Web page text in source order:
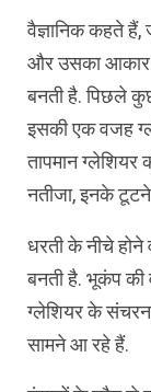
वैज्ञानिक कहते हैं,
और उसका आकार
बनती है. पिछले
इसकी एक वजह
तापमान ग्लेशियर
नतीजा, इनके
धरती के नीचे होने
बनती है. भूकंप की
ग्लेशियर के
सामने आ रहे हैं.